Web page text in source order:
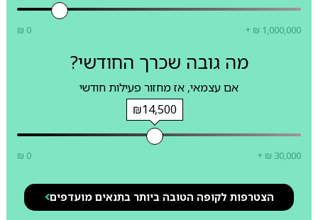
₪ 0 + ₪ 1,000,000
מה גובה שכרך החודשי?
אם עצמאי, אז מחזור פעילות חודשי
₪14,500
₪ 0 + ₪ 30,000
הצטרפות לקופה הטובה ביותר בתנאים מועדפים